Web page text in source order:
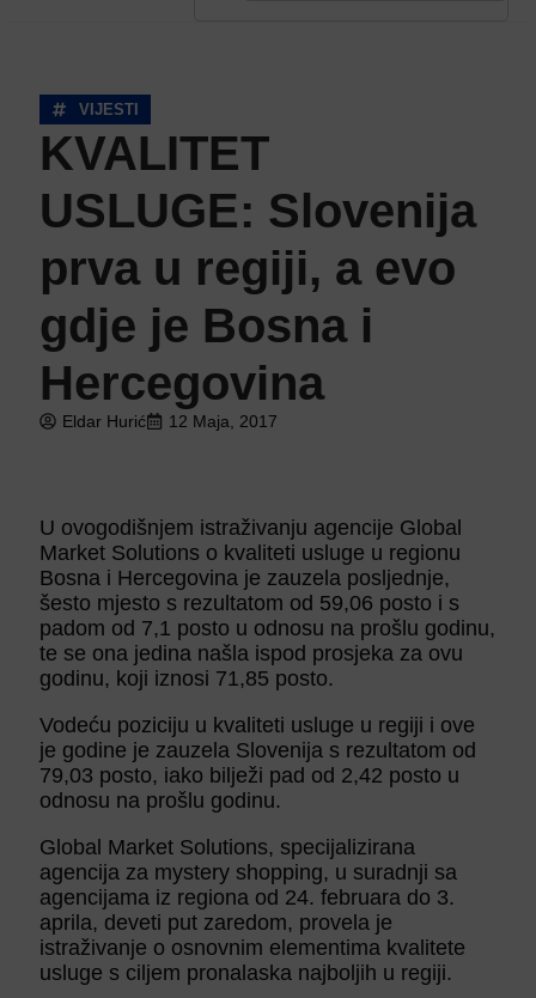
VIJESTI
KVALITET
USLUGE: Slovenija
prva u regiji, a evo
gdje je Bosna i
Hercegovina
Eldar Hurić 12 Maja, 2017
U ovogodišnjem istraživanju agencije Global
Market Solutions o kvaliteti usluge u regionu
Bosna i Hercegovina je zauzela posljednje,
šesto mjesto s rezultatom od 59,06 posto i s
padom od 7,1 posto u odnosu na prošlu godinu,
te se ona jedina našla ispod prosjeka za ovu
godinu, koji iznosi 71,85 posto.
Vodeću poziciju u kvaliteti usluge u regiji i ove
je godine je zauzela Slovenija s rezultatom od
79,03 posto, iako bilježi pad od 2,42 posto u
odnosu na prošlu godinu.
Global Market Solutions, specijalizirana
agencija za mystery shopping, u suradnji sa
agencijama iz regiona od 24. februara do 3.
aprila, deveti put zaredom, provela je
istraživanje o osnovnim elementima kvalitete
usluge s ciljem pronalaska najboljih u regiji.